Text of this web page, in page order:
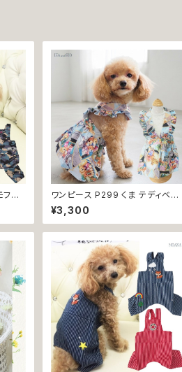
ラ
ワンピース P299 くま テディベア
スカート ハンドメイド フリル 犬 犬
服 猫 猫服 洋服 ペット dog ドッグ
ウェア おしゃれ かわいい 返品交
¥3,300